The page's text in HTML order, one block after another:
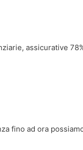
assicurative
fino ad ora